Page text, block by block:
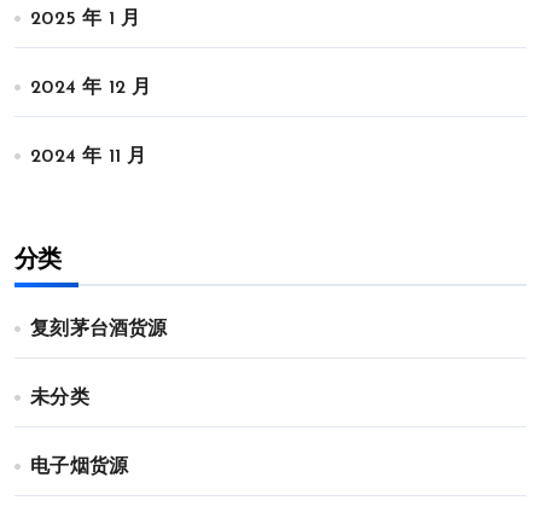
2025 年 1 月
2024 年 12 月
2024 年 11 月
分类
复刻茅台酒货源
未分类
电子烟货源